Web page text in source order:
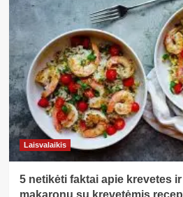
Bolivinė
balanda
–
kruopa,
kuri
turėtų
atsidurti
kiekvieno
mitybos
racione
Laisvalaikis
5 netikėti faktai apie krevetes
makaronų su krevetėmis